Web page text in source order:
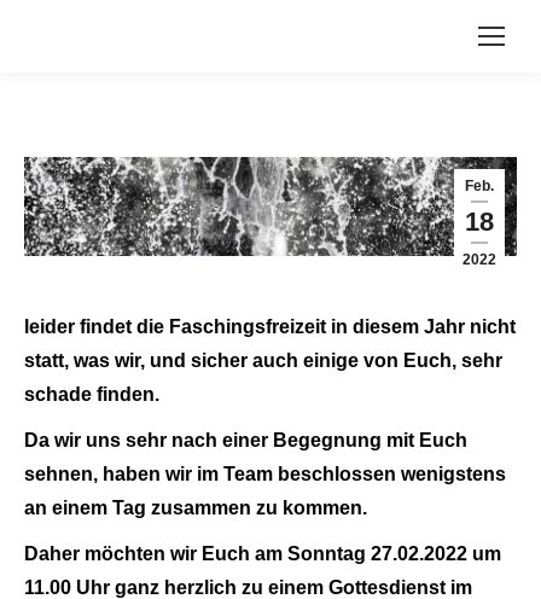
Feb.
18
2022
leider findet die Faschingsfreizeit in diesem Jahr nicht
statt, was wir, und sicher auch einige von Euch, sehr
schade finden.
Da wir uns sehr nach einer Begegnung mit Euch
sehnen, haben wir im Team beschlossen wenigstens
an einem Tag zusammen zu kommen.
Daher möchten wir Euch am Sonntag 27.02.2022 um
11.00 Uhr ganz herzlich zu einem Gottesdienst im